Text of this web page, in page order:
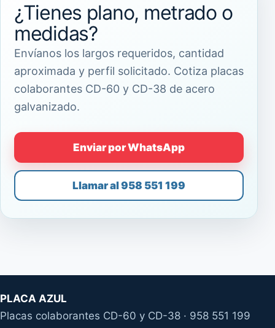
¿Tienes plano, metrado o
medidas?
Envíanos los largos requeridos, cantidad
aproximada y perfil solicitado. Cotiza placas
colaborantes CD-60 y CD-38 de acero
galvanizado.
Enviar por WhatsApp
Llamar al 958 551 199
PLACA AZUL
Placas colaborantes CD-60 y CD-38 · 958 551 199